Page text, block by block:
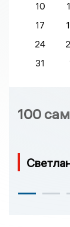
10
17
24
31
100